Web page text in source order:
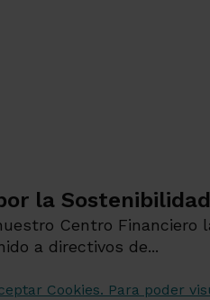
la Sostenibilidad
Centro
a directivos de...